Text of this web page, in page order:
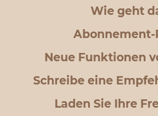
Wie geht
Abonnement-
Neue Funktionen
Schreibe eine
Laden Sie Ihre